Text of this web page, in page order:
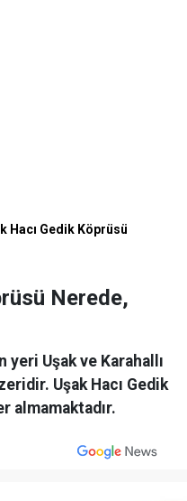
Hacı Gedik Köprüsü
Nerede,
yeri Uşak ve Karahallı
Uşak Hacı Gedik
almamaktadır.